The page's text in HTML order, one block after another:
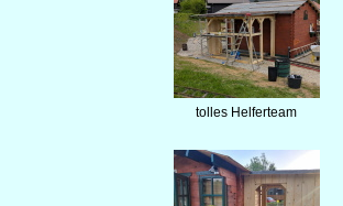
tolles Helferteam